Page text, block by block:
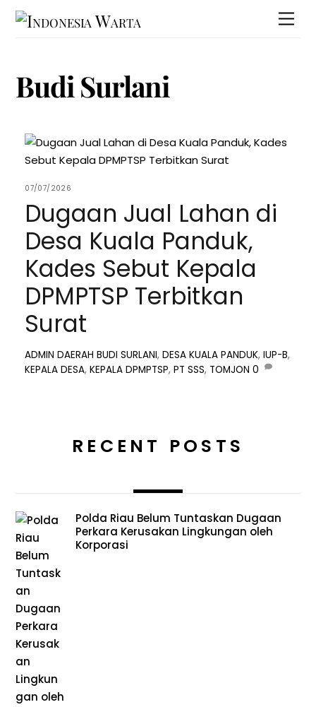
Skip
Budi Surlani
07/07/2026
Dugaan Jual Lahan di
Desa Kuala Panduk,
Kades Sebut Kepala
DPMPTSP Terbitkan
Surat
ADMIN DAERAH BUDI SURLANI,DESA KUALA PANDUK,IUP-B,
KEPALA DESA,KEPALA DPMPTSP,PT SSS, TOMJON 0
RECENT POSTS
Polda Riau Belum Tuntaskan Dugaan
Perkara Kerusakan Lingkungan oleh
Korporasi